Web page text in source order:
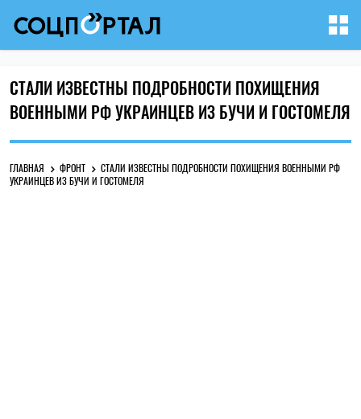
СТАЛИ ИЗВЕСТНЫ ПОДРОБНОСТИ ПОХИЩЕНИЯ
ВОЕННЫМИ РФ УКРАИНЦЕВ ИЗ БУЧИ И ГОСТОМЕЛЯ
ГЛАВНАЯ ФРОНТ
СТАЛИ ИЗВЕСТНЫ ПОДРОБНОСТИ ПОХИЩЕНИЯ ВОЕННЫМИ РФ
УКРАИНЦЕВ ИЗ БУЧИ И ГОСТОМЕЛЯ